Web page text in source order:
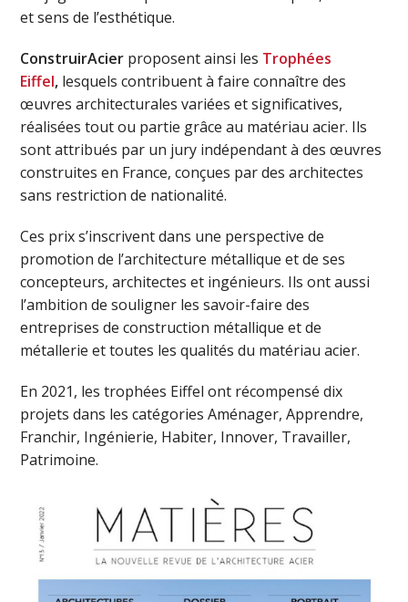
et sens de l’esthétique.
ConstruirAcier proposent ainsi les Trophées
Eiffel, lesquels contribuent à faire connaître des
œuvres architecturales variées et significatives,
réalisées tout ou partie grâce au matériau acier. Ils
sont attribués par un jury indépendant à des œuvres
construites en France, conçues par des architectes
sans restriction de nationalité.
Ces prix s’inscrivent dans une perspective de
promotion de l’architecture métallique et de ses
concepteurs, architectes et ingénieurs. Ils ont aussi
l’ambition de souligner les savoir-faire des
entreprises de construction métallique et de
métallerie et toutes les qualités du matériau acier.
En 2021, les trophées Eiffel ont récompensé dix
projets dans les catégories Aménager, Apprendre,
Franchir, Ingénierie, Habiter, Innover, Travailler,
Patrimoine.